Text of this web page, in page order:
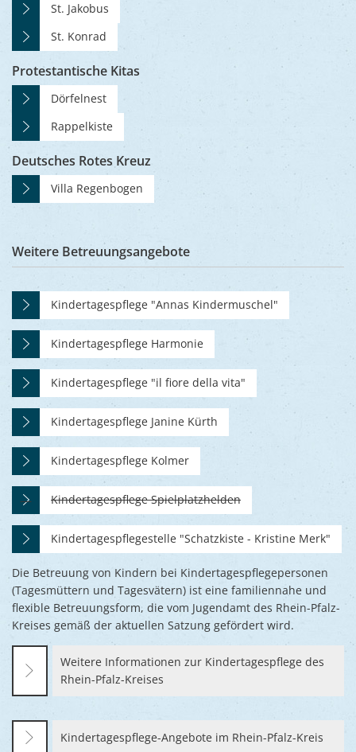
St. Jakobus
St. Konrad
Protestantische Kitas
Dörfelnest
Rappelkiste
Deutsches Rotes Kreuz
Villa Regenbogen
Weitere Betreuungsangebote
Kindertagespflege "Annas Kindermuschel"
Kindertagespflege Harmonie
Kindertagespflege "il fiore della vita"
Kindertagespflege Janine Kürth
Kindertagespflege Kolmer
Kindertagespflege Spielplatzhelden
Kindertagespflegestelle "Schatzkiste - Kristine Merk"
Die Betreuung von Kindern bei Kindertagespflegepersonen
(Tagesmüttern und Tagesvätern) ist eine familiennahe und
flexible Betreuungsform, die vom Jugendamt des Rhein-Pfalz-
Kreises gemäß der aktuellen Satzung gefördert wird.
Weitere Informationen zur Kindertagespflege des
Rhein-Pfalz-Kreises
Kindertagespflege-Angebote im Rhein-Pfalz-Kreis